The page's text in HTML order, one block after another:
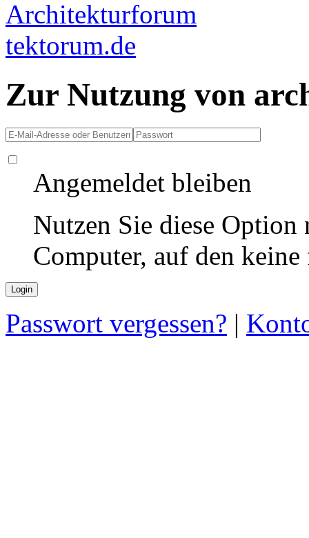
Zur Nutzung von
Angemeldet bleiben
Nutzen Sie diese
Computer, auf den
Passwort vergessen? |